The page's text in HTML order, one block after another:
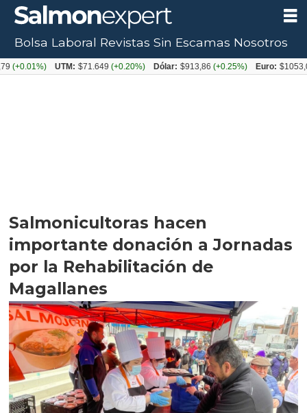
Salmonicultoras hacen
importante donación a Jornadas
por la Rehabilitación de
Magallanes
Bolsa Laboral Revistas Sin Escamas Nosotros
UTM: $71.649 (+0.20%) Dólar: $913,86 (+0.25%) Euro: $1053,08(-